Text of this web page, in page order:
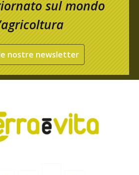
sul mondo
nostre newsletter